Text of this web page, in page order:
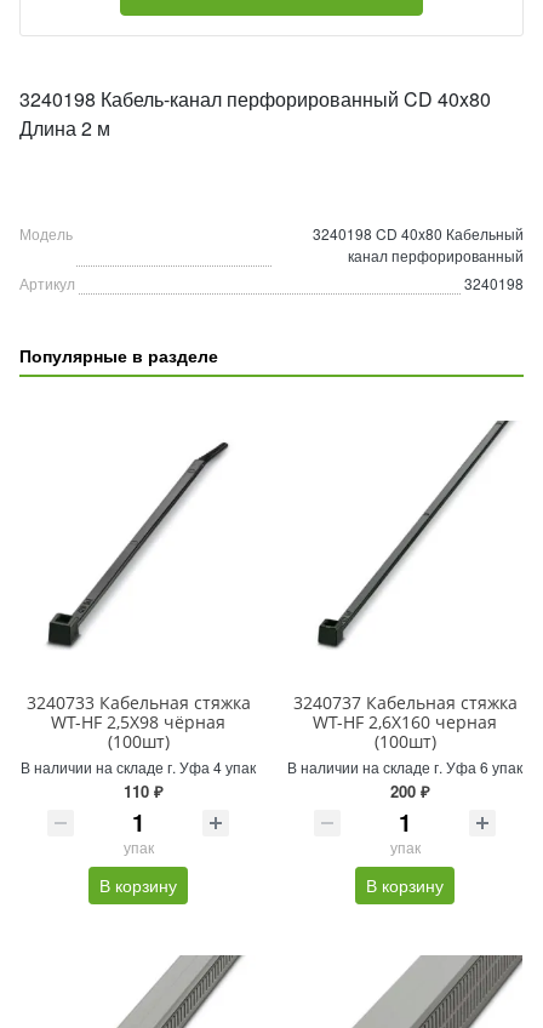
3240198 Кабель-канал перфорированный CD 40x80
Длина 2 м
Модель
3240198 CD 40x80 Кабельный
канал перфорированный
Артикул
3240198
Популярные в разделе
3240733 Кабельная стяжка
WT-HF 2,5X98 чёрная
(100шт)
В наличии на складе г. Уфа 4 упак
110 ₽
упак
В корзину
3240737 Кабельная стяжка
WT-HF 2,6X160 черная
(100шт)
В наличии на складе г. Уфа 6 упак
200 ₽
упак
В корзину